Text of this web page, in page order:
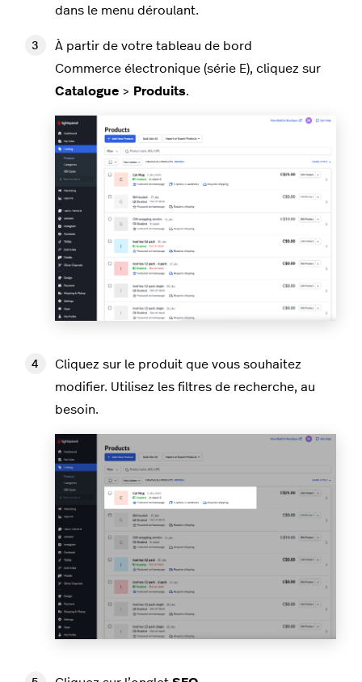
dans le menu déroulant.
À partir de votre tableau de bord
Commerce électronique (série E), cliquez sur
Catalogue > Produits.
Cliquez sur le produit que vous souhaitez
modifier. Utilisez les filtres de recherche, au
besoin.